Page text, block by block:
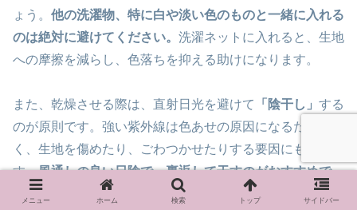
ょう。 他の洗濯物、特に白や淡い色のものと一緒に入れる
のは絶対に避けてください。 洗濯ネットに入れると、生地
への摩擦を減らし、色落ちを抑える助けになります。
また、乾燥させる際は、直射日光を避けて 「陰干し」 する
のが原則です。強い紫外線は色あせの原因になるだけでな
く、生地を傷めたり、ごわつかせたりする要因にもなりま
す。風通しの良い日陰で、裏返して干すのがおすすめで
す。これらの注意点を守ることで、染めたての色合いを長
メニュー ホーム 検索 トップ サイドバー